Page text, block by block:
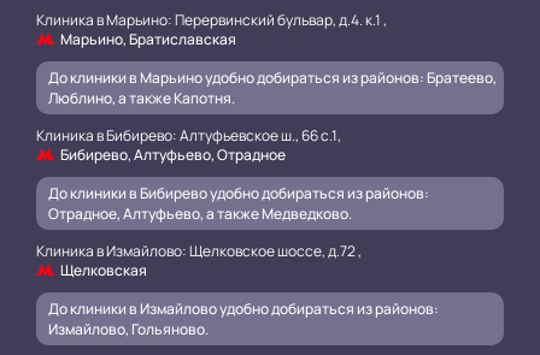
Клиника в Марьино: Перервинский бульвар, д.4. к.1 ,
Марьино, Братиславская
До клиники в Марьино удобно добираться из районов: Братеево,
Люблино, а также Капотня.
Клиника в Бибирево: Алтуфьевское ш., 66 с.1,
Бибирево, Алтуфьево, Отрадное
До клиники в Бибирево удобно добираться из районов:
Отрадное, Алтуфьево, а также Медведково.
Клиника в Измайлово: Щелковское шоссе, д.72 ,
Щелковская
До клиники в Измайлово удобно добираться из районов:
Измайлово, Гольяново.